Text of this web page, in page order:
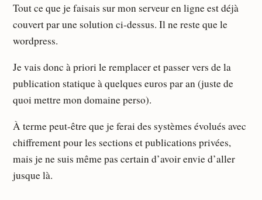
Tout ce que je faisais sur mon serveur en ligne est déjà
couvert par une solution ci-dessus. Il ne reste que le
wordpress.
Je vais donc à priori le remplacer et passer vers de la
publication statique à quelques euros par an (juste de
quoi mettre mon domaine perso).
À terme peut-être que je ferai des systèmes évolués avec
chiffrement pour les sections et publications privées,
mais je ne suis même pas certain d’avoir envie d’aller
jusque là.